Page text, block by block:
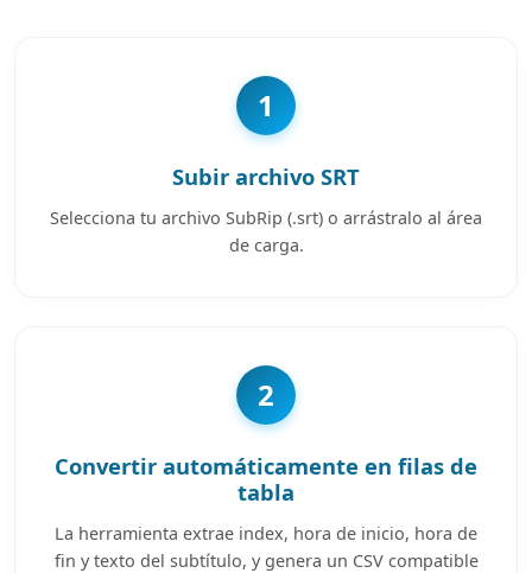
1
Subir archivo SRT
Selecciona tu archivo SubRip (.srt) o arrástralo al área
de carga.
2
Convertir automáticamente en filas de
tabla
La herramienta extrae index, hora de inicio, hora de
fin y texto del subtítulo, y genera un CSV compatible